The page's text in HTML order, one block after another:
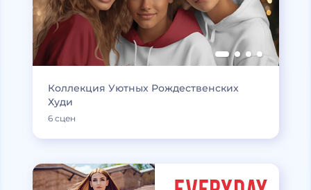
Коллекция Уютных Рождественских
Худи
6 сцен